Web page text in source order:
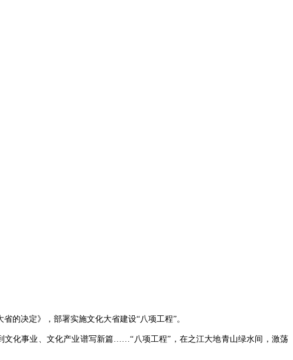
决定》，部署实施文化大省建设“八项工程”。
化事业、文化产业谱写新篇……“八项工程”，在之江大地青山绿水间，激荡